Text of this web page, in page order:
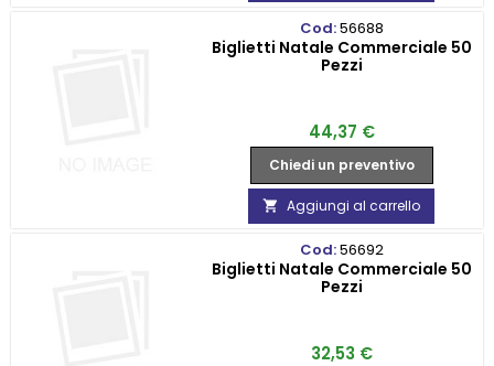
Cod:56688
Biglietti Natale Commerciale 50
Pezzi
Prezzo
44,37 €
Chiedi un preventivo
 Aggiungi al carrello
Cod:56692
Biglietti Natale Commerciale 50
Pezzi
Prezzo
32,53 €